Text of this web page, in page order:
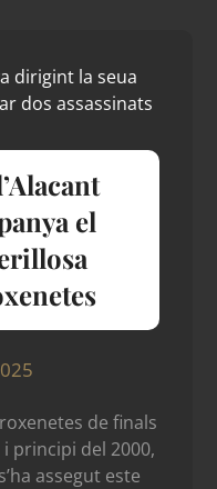
el
de finals
principi del 2000,
assegut este